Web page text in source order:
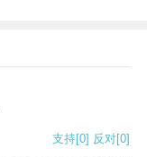
支持[0] 反对[0]